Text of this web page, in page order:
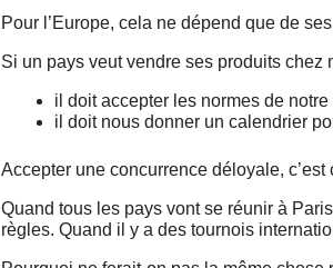
Pour l’Europe, cela ne dépend que de
Si un pays veut vendre ses produits chez
il doit accepter les normes de notre
il doit nous donner un calendrier
Accepter une concurrence déloyale,
Quand tous les pays vont se réunir à
règles. Quand il y a des tournois